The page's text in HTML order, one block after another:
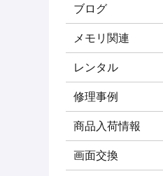
ブログ
メモリ関連
レンタル
修理事例
商品入荷情報
画面交換